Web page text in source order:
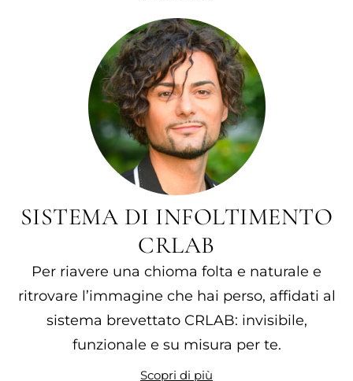
SISTEMA DI INFOLTIMENTO
CRLAB
Per riavere una chioma folta e naturale e
ritrovare l’immagine che hai perso, affidati al
sistema brevettato CRLAB: invisibile,
funzionale e su misura per te.
Scopri di più